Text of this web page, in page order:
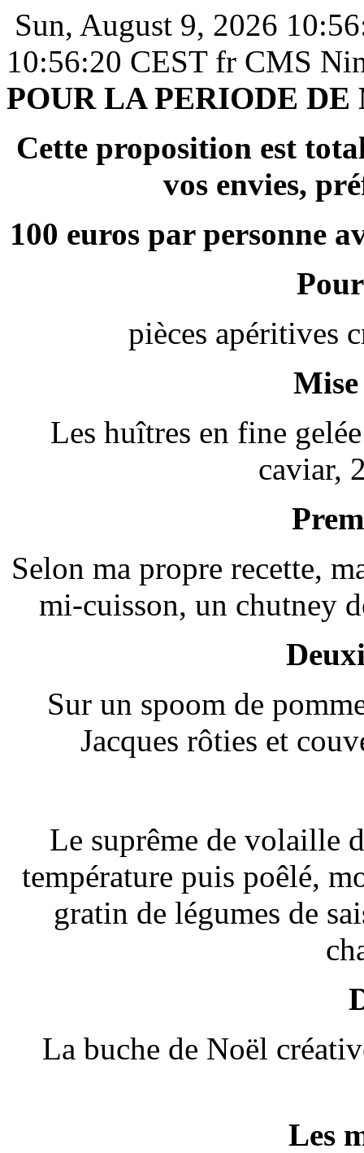
Sun, August 9, 2026
10:56:20 CEST fr CMS
POUR LA PERIODE DE
Cette proposition est
vos envies,
100 euros par personne
pièces apéritives
Mise
Les huîtres en fine
caviar,
Selon ma propre recette,
mi-cuisson, un chutney
Sur un spoom de
Jacques rôties et
Le suprême de volaille
température puis poêlé,
gratin de légumes de
La buche de Noël
Les